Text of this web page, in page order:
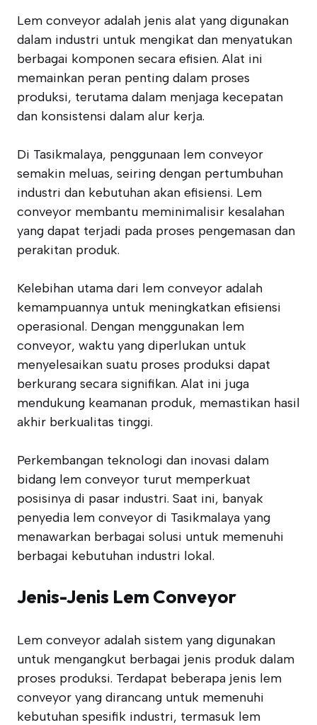
Lem conveyor adalah jenis alat yang digunakan
dalam industri untuk mengikat dan menyatukan
berbagai komponen secara efisien. Alat ini
memainkan peran penting dalam proses
produksi, terutama dalam menjaga kecepatan
dan konsistensi dalam alur kerja.
Di Tasikmalaya, penggunaan lem conveyor
semakin meluas, seiring dengan pertumbuhan
industri dan kebutuhan akan efisiensi. Lem
conveyor membantu meminimalisir kesalahan
yang dapat terjadi pada proses pengemasan dan
perakitan produk.
Kelebihan utama dari lem conveyor adalah
kemampuannya untuk meningkatkan efisiensi
operasional. Dengan menggunakan lem
conveyor, waktu yang diperlukan untuk
menyelesaikan suatu proses produksi dapat
berkurang secara signifikan. Alat ini juga
mendukung keamanan produk, memastikan hasil
akhir berkualitas tinggi.
Perkembangan teknologi dan inovasi dalam
bidang lem conveyor turut memperkuat
posisinya di pasar industri. Saat ini, banyak
penyedia lem conveyor di Tasikmalaya yang
menawarkan berbagai solusi untuk memenuhi
berbagai kebutuhan industri lokal.
Jenis-Jenis Lem Conveyor
Lem conveyor adalah sistem yang digunakan
untuk mengangkut berbagai jenis produk dalam
proses produksi. Terdapat beberapa jenis lem
conveyor yang dirancang untuk memenuhi
kebutuhan spesifik industri, termasuk lem